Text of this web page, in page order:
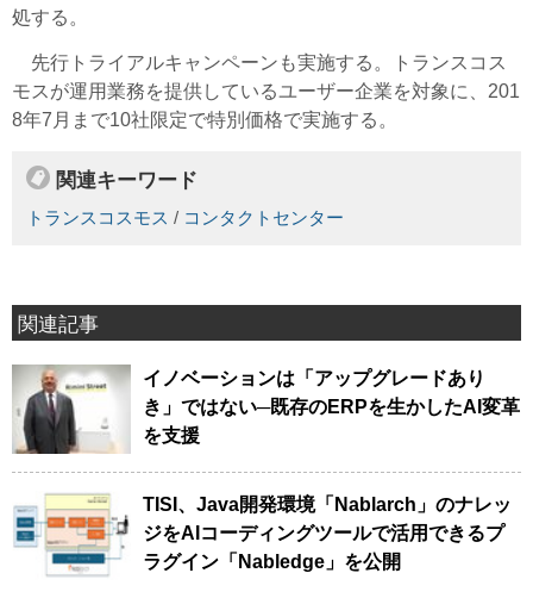
処する。
先行トライアルキャンペーンも実施する。トランスコス
モスが運用業務を提供しているユーザー企業を対象に、201
8年7月まで10社限定で特別価格で実施する。
関連キーワード
トランスコスモス / コンタクトセンター
関連記事
イノベーションは「アップグレードあり
き」ではない─既存のERPを生かしたAI変革
を支援
TISI、Java開発環境「Nablarch」のナレッ
ジをAIコーディングツールで活用できるプ
ラグイン「Nabledge」を公開